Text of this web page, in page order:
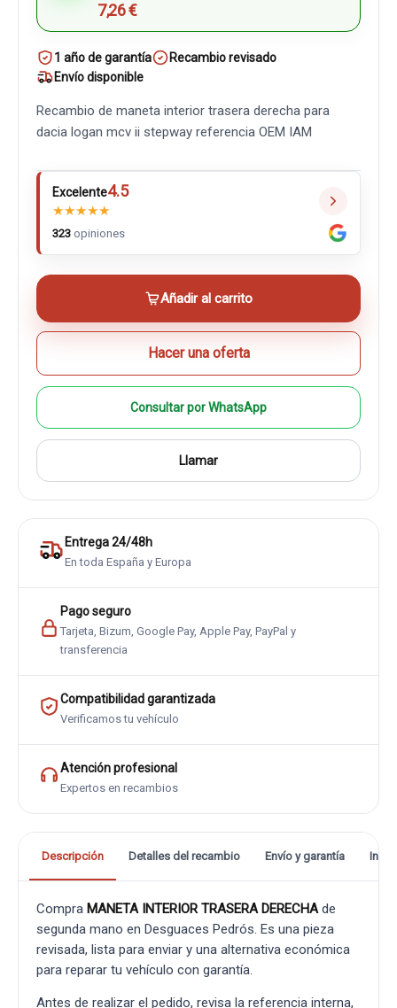
7,26 €
1 año de garantía
Recambio revisado
Envío disponible
Recambio de maneta interior trasera derecha para
dacia logan mcv ii stepway referencia OEM IAM
Excelente4.5
★★★★★
323 opiniones
Añadir al carrito
Hacer una oferta
Consultar por WhatsApp
Llamar
Entrega 24/48h
En toda España y Europa
Pago seguro
Tarjeta, Bizum, Google Pay, Apple Pay, PayPal y
transferencia
Compatibilidad garantizada
Verificamos tu vehículo
Atención profesional
Expertos en recambios
Descripción Detalles del recambio Envío y garantía
Compra MANETA INTERIOR TRASERA DERECHAde
segunda mano en Desguaces Pedrós. Es una pieza
revisada, lista para enviar y una alternativa económica
para reparar tu vehículo con garantía.
Antes de realizar el pedido, revisa la referencia interna,